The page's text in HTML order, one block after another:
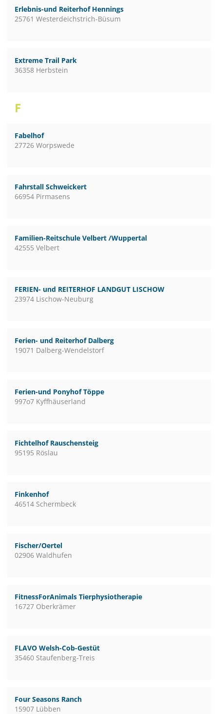
Erlebnis-und Reiterhof Hennings
25761 Westerdeichstrich-Büsum
Extreme Trail Park
36358 Herbstein
F
Fabelhof
27726 Worpswede
Fahrstall Schweickert
66954 Pirmasens
Familien-Reitschule Velbert /Wuppertal
42555 Velbert
FERIEN- und REITERHOF LANDGUT LISCHOW
23974 Lischow-Neuburg
Ferien- und Reiterhof Dalberg
19071 Dalberg-Wendelstorf
Ferien-und Ponyhof Töppe
997o7 Kyffhäuserland
Fichtelhof Rauschensteig
95195 Röslau
Finkenhof
46514 Schermbeck
Fischer/Oertel
02906 Waldhufen
FitnessForAnimals Tierphysiotherapie
16727 Oberkrämer
FLAVO Welsh-Cob-Gestüt
35460 Staufenberg-Treis
Four Seasons Ranch
15907 Lübben